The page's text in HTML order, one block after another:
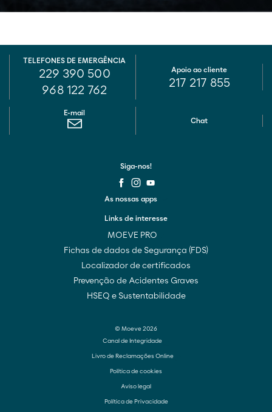
TELEFONES DE EMERGÊNCIA
229 390 500
968 122 762
E-mail
Chat
Apoio ao cliente
217 217 855
Links de interesse
MOEVE PRO
Fichas de dados de Segurança (FDS)
Localizador de certificados
Prevenção de Acidentes Graves
HSEQ e Sustentabilidade
As nossas apps
Siga-nos!
© Moeve 2026
Canal de Integridade
Livro de Reclamações Online
Política de cookies
Aviso legal
Política de Privacidade